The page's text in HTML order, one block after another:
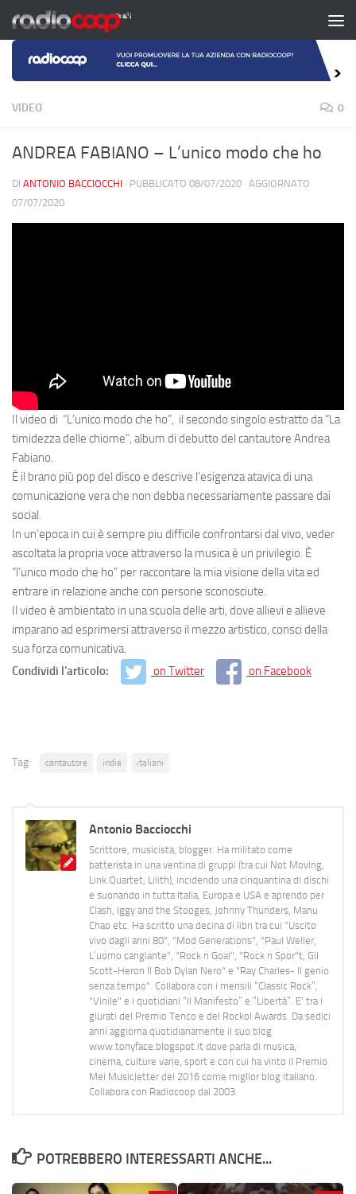
Salta al contenuto
VIDEO 0
ANDREA FABIANO – L’unico modo che ho
DI ANTONIO BACCIOCCHI · PUBBLICATO 08/07/2020 · AGGIORNATO
07/07/2020
Il video di “L’unico modo che ho”, il secondo singolo estratto da “La
timidezza delle chiome”, album di debutto del cantautore Andrea
Fabiano.
È il brano più pop del disco e descrive l’esigenza atavica di una
comunicazione vera che non debba necessariamente passare dai
social.
In un’epoca in cui è sempre piu difficile confrontarsi dal vivo, veder
ascoltata la propria voce attraverso la musica è un privilegio. È
“l’unico modo che ho” per raccontare la mia visione della vita ed
entrare in relazione anche con persone sconosciute.
Il video è ambientato in una scuola delle arti, dove allievi e allieve
imparano ad esprimersi attraverso il mezzo artistico, consci della
sua forza comunicativa.
Condividi l'articolo:
on Twitter on Facebook
Tag: cantautore indie italiani
Antonio Bacciocchi
Scrittore, musicista, blogger. Ha militato come
batterista in una ventina di gruppi (tra cui Not Moving,
Link Quartet, Lilith), incidendo una cinquantina di dischi
e suonando in tutta Italia, Europa e USA e aprendo per
Clash, Iggy and the Stooges, Johnny Thunders, Manu
Chao etc. Ha scritto una decina di libri tra cui "Uscito
vivo dagli anni 80", "Mod Generations", "Paul Weller,
L’uomo cangiante", "Rock n Goal", "Rock n Spor"t, Gil
Scott-Heron Il Bob Dylan Nero" e "Ray Charles- Il genio
senza tempo". Collabora con i mensili “Classic Rock”,
"Vinile" e i quotidiani “Il Manifesto” e “Libertà”. E' tra i
giurati del Premio Tenco e del Rockol Awards. Da sedici
anni aggiorna quotidianamente il suo blog
www.tonyface.blogspot.it dove parla di musica,
cinema, culture varie, sport e con cui ha vinto il Premio
Mei Musicletter del 2016 come miglior blog italiano.
Collabora con Radiocoop dal 2003.
POTREBBERO INTERESSARTI ANCHE...